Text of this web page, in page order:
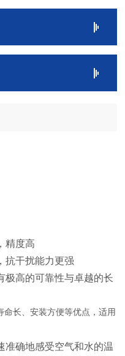
精度高
抗干扰能力更强
极高的可靠性与卓越的长
长、安装方便等优点，适用
准确地感受空气和水的温